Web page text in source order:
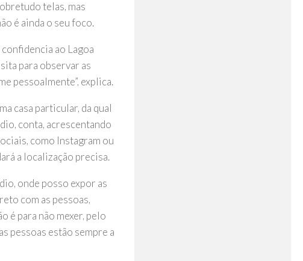
telas, mas
é ainda o seu foco.
confidencia ao Lagoa
para observar as
pessoalmente”, explica.
casa particular, da qual
conta, acrescentando
como Instagram ou
a localização precisa.
onde posso expor as
com as pessoas,
é para não mexer, pelo
pessoas estão sempre a